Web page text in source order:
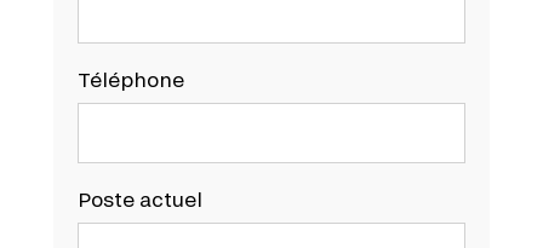
Téléphone
Poste actuel